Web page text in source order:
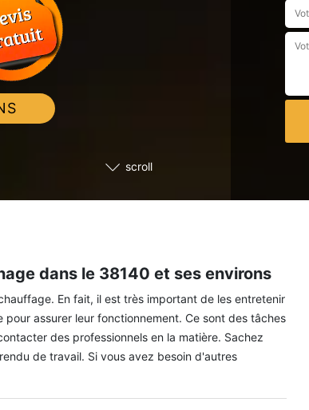
scroll
dans le 38140 et ses environs
En fait, il est très important de les entretenir
assurer leur fonctionnement. Ce sont des tâches
des professionnels en la matière. Sachez
de travail. Si vous avez besoin d'autres